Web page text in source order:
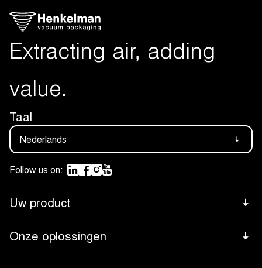
Extracting air, adding
value.
Taal
Nederlands
Follow us on:
Uw product
Vlees
Kaas
Onze oplossingen
Footer